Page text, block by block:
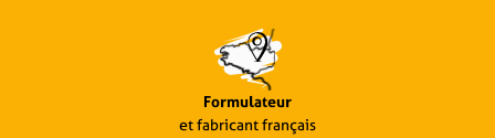
Formulateur
et fabricant français